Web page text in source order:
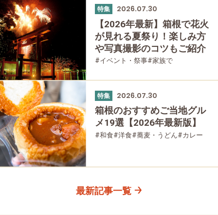
特集 2026.07.30
【2026年最新】箱根で花火
が見れる夏祭り！楽しみ方
や写真撮影のコツもご紹介
#イベント・祭事#家族で
特集 2026.07.30
箱根のおすすめご当地グル
メ19選【2026年最新版】
#和食#洋食#蕎麦・うどん#カレー
最新記事一覧